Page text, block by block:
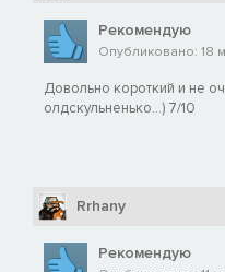
Рекомендую
Опубликовано: 18
Довольно короткий и не
олдскульненько...) 7/10
Rrhany
Рекомендую